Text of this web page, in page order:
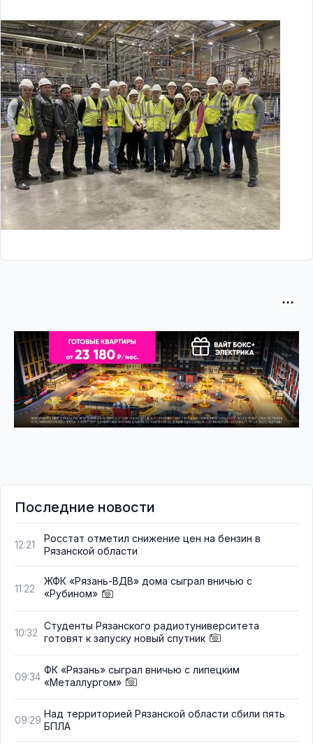
Последние новости
12:21
Росстат отметил снижение цен на бензин в
Рязанской области
11:22
ЖФК «Рязань-ВДВ» дома сыграл вничью с
«Рубином»
10:32
Студенты Рязанского радиотуниверситета
готовят к запуску новый спутник
09:34
ФК «Рязань» сыграл вничью с липецким
«Металлургом»
09:29
Над территорией Рязанской области сбили пять
БПЛА